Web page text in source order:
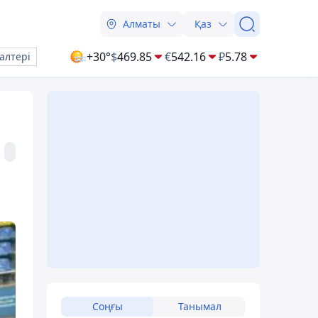
Алматы Қаз
+30°$469.85 €542.16 ₽5.78
Соңғы Танымал